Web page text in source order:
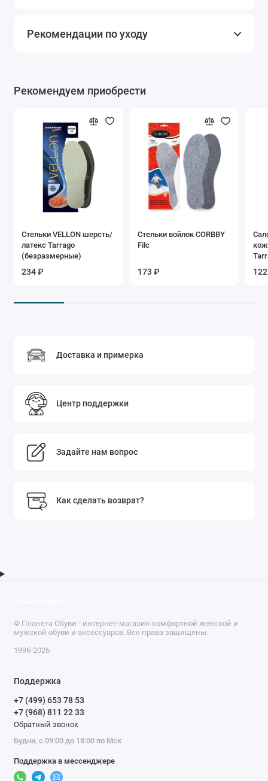
Рекомендации по уходу
Рекомендуем приобрести
Стельки VELLON шерсть/
латекс Tarrago
(безразмерные)
234 ₽
Стельки войлок CORBBY
Filc
173 ₽
Доставка и примерка
Центр поддержки
Задайте нам вопрос
Как сделать возврат?
© Планета Обуви - интернет-магазин комфортной женской и
мужской обуви и аксессуаров. Все права защищены.
1996-2026
Поддержка
+7 (499) 653 78 53
+7 (968) 811 22 33
Обратный звонок
Будни, с 09:00 до 18:00 по Мск
Поддержка в мессенджере